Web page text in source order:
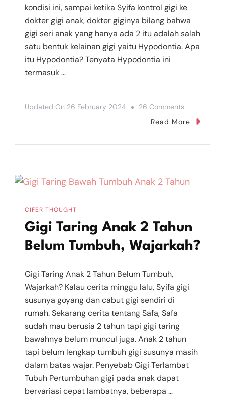
kondisi ini, sampai ketika Syifa kontrol gigi ke
dokter gigi anak, dokter giginya bilang bahwa
gigi seri anak yang hanya ada 2 itu adalah salah
satu bentuk kelainan gigi yaitu Hypodontia. Apa
itu Hypodontia? Tenyata Hypodontia ini
termasuk …
Updated On 26 February 2024 26 Comments
Kelainan
Gigi
Hanya
2
Read More
CIFER THOUGHT
Gigi Taring Anak 2 Tahun
Belum Tumbuh, Wajarkah?
Gigi Taring Anak 2 Tahun Belum Tumbuh,
Wajarkah? Kalau cerita minggu lalu, Syifa gigi
susunya goyang dan cabut gigi sendiri di
rumah. Sekarang cerita tentang Safa, Safa
sudah mau berusia 2 tahun tapi gigi taring
bawahnya belum muncul juga. Anak 2 tahun
tapi belum lengkap tumbuh gigi susunya masih
dalam batas wajar. Penyebab Gigi Terlambat
Tubuh Pertumbuhan gigi pada anak dapat
bervariasi cepat lambatnya, beberapa …